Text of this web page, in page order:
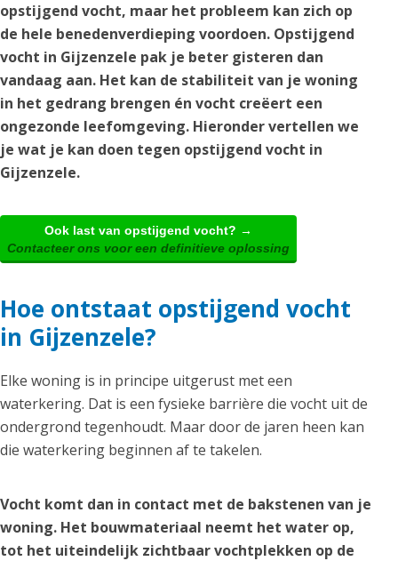
opstijgend vocht, maar het probleem kan zich op
de hele benedenverdieping voordoen. Opstijgend
vocht in Gijzenzele pak je beter gisteren dan
vandaag aan. Het kan de stabiliteit van je woning
in het gedrang brengen én vocht creëert een
ongezonde leefomgeving. Hieronder vertellen we
je wat je kan doen tegen opstijgend vocht in
Gijzenzele.
Ook last van opstijgend vocht? →
Contacteer ons voor een definitieve oplossing
Hoe ontstaat opstijgend vocht
in Gijzenzele?
Elke woning is in principe uitgerust met een
waterkering. Dat is een fysieke barrière die vocht uit de
ondergrond tegenhoudt. Maar door de jaren heen kan
die waterkering beginnen af te takelen.
Vocht komt dan in contact met de bakstenen van je
woning. Het bouwmateriaal neemt het water op,
tot het uiteindelijk zichtbaar vochtplekken op de